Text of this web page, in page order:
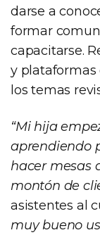
darse a
formar
capacitarse.
y plataformas
los temas
“Mi hija
aprendiendo
hacer mesas
montón de
asistentes al
muy bueno